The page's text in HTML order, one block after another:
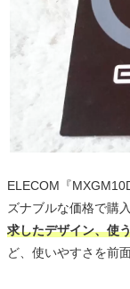
ELECOM『
ズナブルな価格で購
求したデザイン、使
ど、使いやすさを前